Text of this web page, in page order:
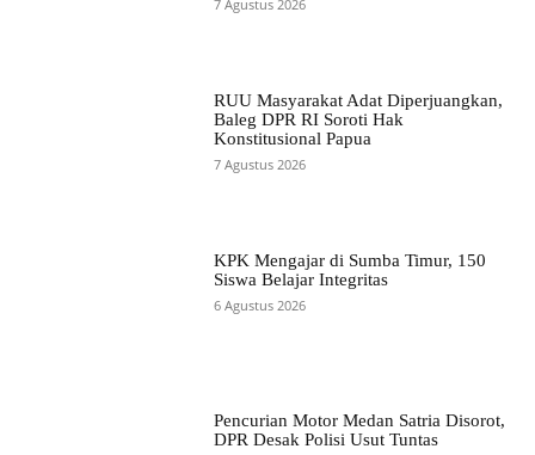
7 Agustus 2026
RUU Masyarakat Adat Diperjuangkan,
Baleg DPR RI Soroti Hak
Konstitusional Papua
7 Agustus 2026
KPK Mengajar di Sumba Timur, 150
Siswa Belajar Integritas
6 Agustus 2026
Pencurian Motor Medan Satria Disorot,
DPR Desak Polisi Usut Tuntas